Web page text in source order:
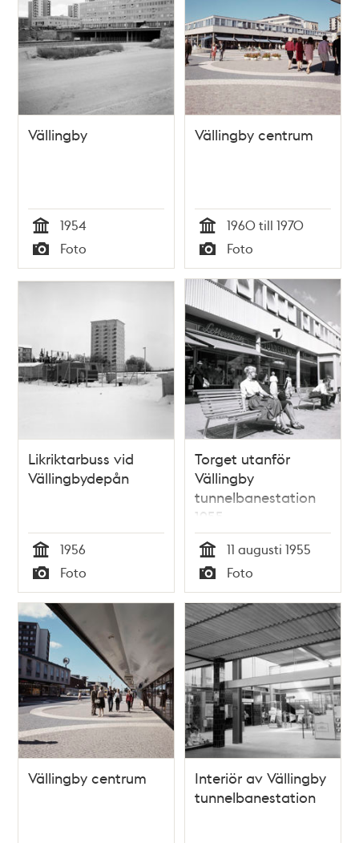
Vällingby
Tid
1954
Typ
Foto
Vällingby centrum
Tid
1960 till 1970
Typ
Foto
Likriktarbuss vid
Vällingbydepån
Tid
1956
Typ
Foto
Torget utanför
Vällingby
tunnelbanestation
1955
Tid
11 augusti 1955
Typ
Foto
Vällingby centrum
Interiör av Vällingby
tunnelbanestation